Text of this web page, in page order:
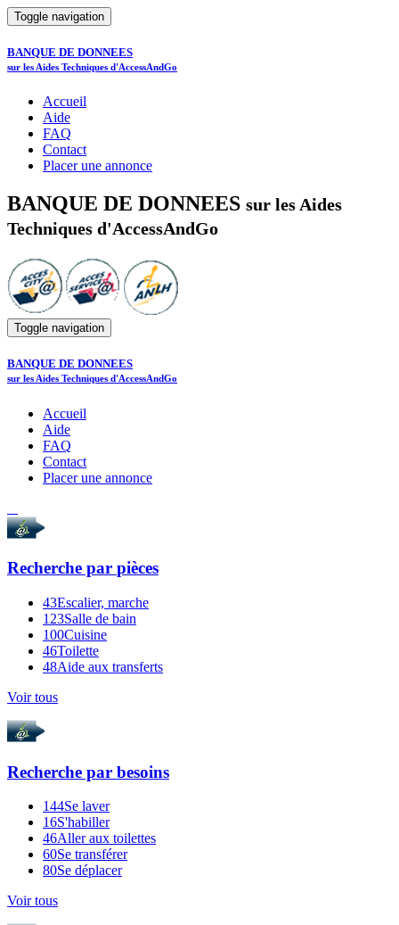
Toggle navigation
BANQUE DE DONNEES
sur les Aides Techniques d'AccessAndGo
Accueil
Aide
FAQ
Contact
Placer une annonce
BANQUE DE DONNEES sur les Aides
Techniques d'AccessAndGo
Toggle navigation
BANQUE DE DONNEES
sur les Aides Techniques d'AccessAndGo
Accueil
Aide
FAQ
Contact
Placer une annonce
Recherche par pièces
43Escalier, marche
123Salle de bain
100Cuisine
46Toilette
48Aide aux transferts
Voir tous
Recherche par besoins
144Se laver
16S'habiller
46Aller aux toilettes
60Se transférer
80Se déplacer
Voir tous